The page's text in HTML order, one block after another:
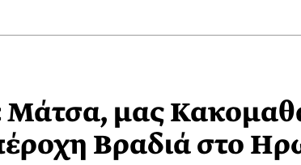
Μάτσα, μας
Βραδιά στο